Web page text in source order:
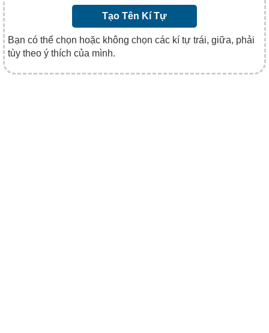
Tạo Tên Kí Tự
Bạn có thể chọn hoặc không chọn các kí tự trái, giữa, phải
tùy theo ý thích của mình.